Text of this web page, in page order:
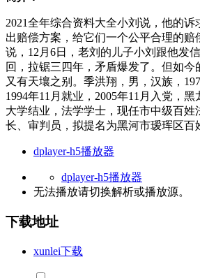
2021全年综合资料大全小刘说，他的
出赔偿方案，给它们一个公平合理的赔
说，12月6日，老刘的儿子小刘跟他发
回，拉锯三四年，矛盾爆发了。但如今
又有天壤之别。季洪翔，男，汉族，
1994年11月就业，2005年11月入党，
大学结业，法学学士，现任市中级百姓
长、审判员，拟提名为黑河市瑷珲区百
dplayer-h5播放器
dplayer-h5播放器
无法播放请切换解析或播放源。
下载地址
xunlei下载